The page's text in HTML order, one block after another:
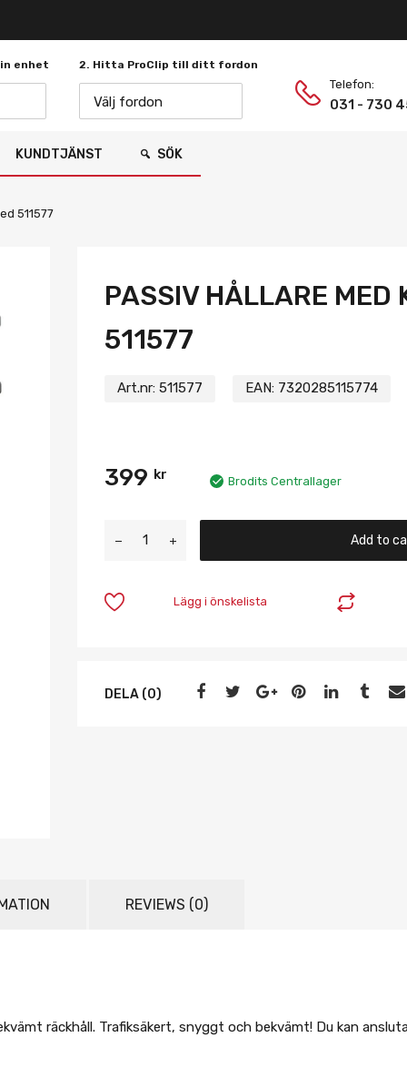
enhet 2. Hitta ProClip till ditt fordon
Välj fordon
Telefon:
031 - 730
KUNDTJÄNST SÖK
511577
PASSIV HÅLLARE MED
511577
Art.nr: 511577 EAN: 7320285115774
399 kr Brodits Centrallager
Add to
Lägg i önskelista
DELA (0)
REVIEWS (0)
räckhåll. Trafiksäkert, snyggt och bekvämt! Du kan